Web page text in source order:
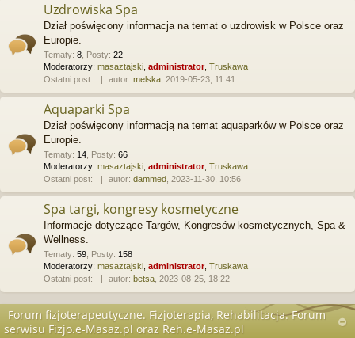
Uzdrowiska Spa
Dział poświęcony informacja na temat o uzdrowisk w Polsce oraz
Europie.
Tematy: 8 Posty: 22
Moderatorzy: masaztajski administrator, Truskawa
Ostatni post:
autor: melska , 2019-05-23, 11:41
Aquaparki Spa
Dział poświęcony informacją na temat aquaparków w Polsce oraz
Europie.
Tematy: 14 Posty: 66
Moderatorzy: masaztajski administrator, Truskawa
Ostatni post:
autor: dammed , 2023-11-30, 10:56
Spa targi, kongresy kosmetyczne
Informacje dotyczące Targów, Kongresów kosmetycznych, Spa &
Wellness.
Tematy: 59 Posty: 158
Moderatorzy: masaztajski administrator, Truskawa
Ostatni post:
autor: betsa , 2023-08-25, 18:22
Forum fizjoterapeutyczne. Fizjoterapia, Rehabilitacja. Forum
serwisu Fizjo.e-Masaz.pl oraz Reh.e-Masaz.pl